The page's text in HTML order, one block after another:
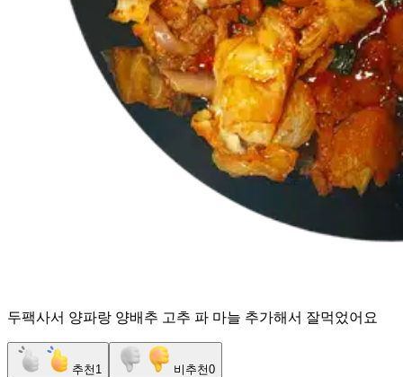
두팩사서 양파랑 양배추 고추 파 마늘 추가해서 잘먹었어요
추천 1 비추천0